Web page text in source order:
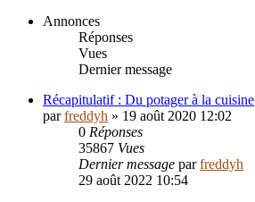
Annonces
Réponses
Vues
Dernier message
Récapitulatif : Du potager à la cuisine
parfreddyh » 19 août 2020 12:02
0 Réponses
35867 Vues
Dernier message parfreddyh
29 août 2022 10:54